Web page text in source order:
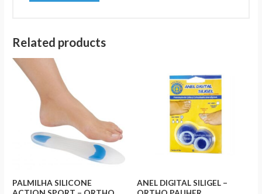
Related products
PALMILHA SILICONE
ANEL DIGITAL SILIGEL –